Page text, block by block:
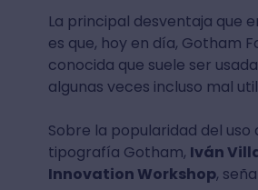
La principal desventaja que
es que, hoy en día, Gotham
conocida que suele ser
algunas veces incluso mal
Sobre la popularidad del uso
tipografía Gotham, Iván
Innovation Workshop,